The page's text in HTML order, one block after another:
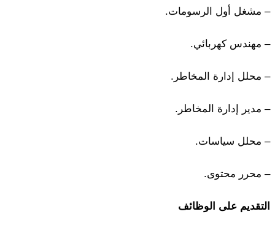
– مشغل أول الرسومات.
– مهندس كهربائي.
– محلل إدارة المخاطر.
– مدير إدارة المخاطر.
– محلل سياسات.
– محرر محتوى.
التقديم على الوظائف